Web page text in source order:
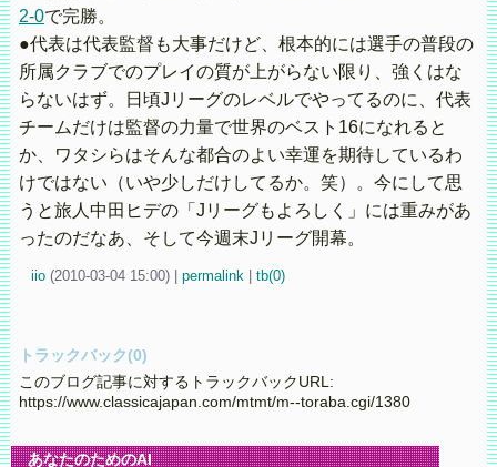
2-0で完勝。
●代表は代表監督も大事だけど、根本的には選手の普段の
所属クラブでのプレイの質が上がらない限り、強くはな
らないはず。日頃Jリーグのレベルでやってるのに、代表
チームだけは監督の力量で世界のベスト16になれると
か、ワタシらはそんな都合のよい幸運を期待しているわ
けではない（いや少しだけしてるか。笑）。今にして思
うと旅人中田ヒデの「Jリーグもよろしく」には重みがあ
ったのだなあ、そして今週末Jリーグ開幕。
iio (2010-03-04 15:00) permalink| tb(0)
トラックバック(0)
このブログ記事に対するトラックバックURL:
https://www.classicajapan.com/mtmt/m--toraba.cgi/1380
あなたのためのAI